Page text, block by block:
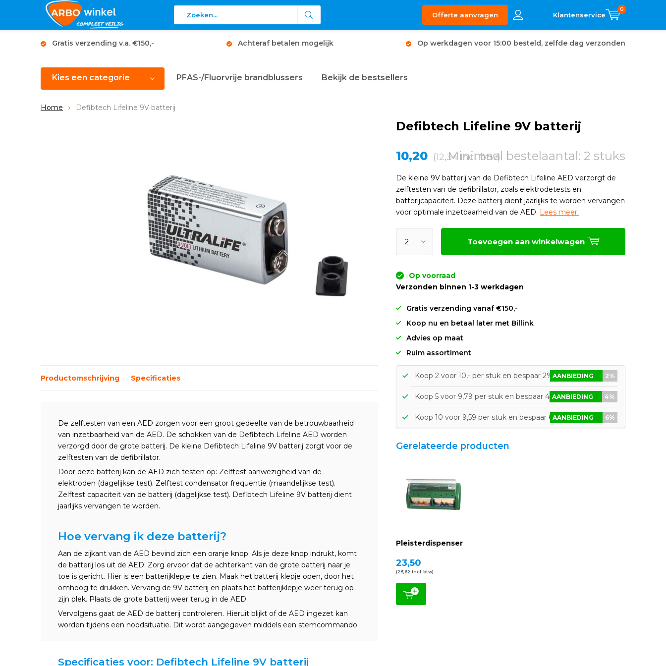
Offerte aanvragen
0
Gratis verzending v.a. €150,- Achteraf betalen mogelijk Op werkdagen voor 15:00 besteld, zelfde dag verzonden
Kies een categorie PFAS-/Fluorvrije brandblussers Bekijk de bestsellers
Home Defibtech Lifeline 9V batterij
Defibtech Lifeline 9V batterij
10,20 (12,34 Incl. btw)
Minimaal bestelaantal: 2 stuks
De kleine 9V batterij van de Defibtech Lifeline AED verzorgt de
zelftesten van de defibrillator, zoals elektrodetests en
batterijcapaciteit. Deze batterij dient jaarlijks te worden vervangen
voor optimale inzetbaarheid van de AED. Lees meer.
Toevoegen aan winkelwagen
Op voorraad
Verzonden binnen 1-3 werkdagen
Gratis verzending vanaf €150,-
Koop nu en betaal later met Billink
Advies op maat
Ruim assortiment
Productomschrijving Specificaties
De zelftesten van een AED zorgen voor een groot gedeelte van de betrouwbaarheid
van inzetbaarheid van de AED. De schokken van de Defibtech Lifeline AED worden
verzorgd door de grote batterij. De kleine Defibtech Lifeline 9V batterij zorgt voor de
zelftesten van de defibrillator.
Door deze batterij kan de AED zich testen op: Zelftest aanwezigheid van de
elektroden (dagelijkse test). Zelftest condensator frequentie (maandelijkse test).
Zelftest capaciteit van de batterij (dagelijkse test). Defibtech Lifeline 9V batterij dient
jaarlijks vervangen te worden.
Hoe vervang ik deze batterij?
Aan de zijkant van de AED bevind zich een oranje knop. Als je deze knop indrukt, komt
de batterij los uit de AED. Zorg ervoor dat de achterkant van de grote batterij naar je
toe is gericht. Hier is een batterijklepje te zien. Maak het batterij klepje open, door het
omhoog te drukken. Vervang de 9V batterij en plaats het batterijklepje weer terug op
zijn plek. Plaats de grote batterij weer terug in de AED.
Vervolgens gaat de AED de batterij controleren. Hieruit blijkt of de AED ingezet kan
worden tijdens een noodsituatie. Dit wordt aangegeven middels een stemcommando.
Specificaties voor: Defibtech Lifeline 9V batterij
Koop 2 voor 10,- per stuk en bespaar 2%AANBIEDING 2%
Koop 5 voor 9,79 per stuk en bespaar 4%AANBIEDING 4%
Koop 10 voor 9,59 per stuk en bespaar 6%AANBIEDING 6%
Gerelateerde producten
Pleisterdispenser
23,50
(25,62 Incl. btw)